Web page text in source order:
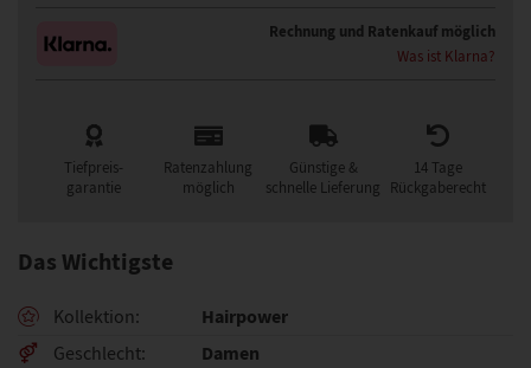
Rechnung und Ratenkauf möglich
Was ist Klarna?
Tiefpreis-
garantie
Ratenzahlung
möglich
Günstige &
schnelle Lieferung
14 Tage
Rückgaberecht
Das Wichtigste
Kollektion Hairpower
Geschlecht Damen